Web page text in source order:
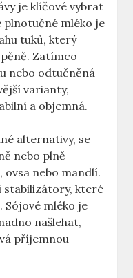
je klíčové​ vybrat
plnotučné mléko je
tuků, který
Zatímco
nebo odtučněná⁢
varianty,
a objemná.
⁢alternativy, se‍
nebo plně
ovsa⁤ nebo​ mandlí.
stabilizátory, které
mléko je
našlehat,
příjemnou